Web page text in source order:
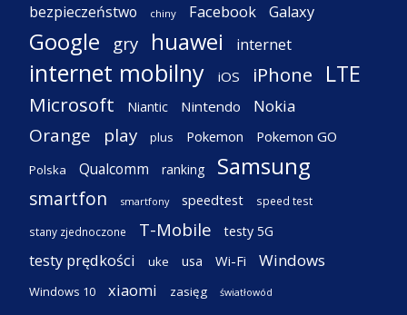
bezpieczeństwo chiny Facebook Galaxy
Google gry huawei internet
internet mobilny iOS iPhone LTE
Microsoft Niantic Nintendo Nokia
Orange play plus Pokemon Pokemon GO
Polska Qualcomm ranking Samsung
smartfon smartfony speedtest speed test
stany zjednoczone T-Mobile testy 5G
testy prędkości uke usa Wi-Fi Windows
Windows 10 xiaomi zasięg światłowód